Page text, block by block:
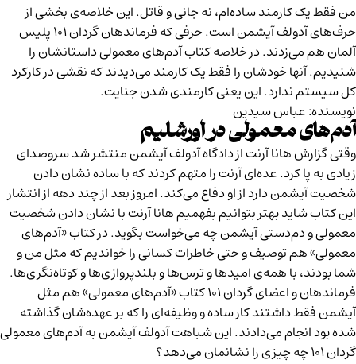
من فقط یک کارمند ساده‌ام، نه جانی و قاتل. این خلاصه‌ی بخشی از
حرف‌های آدولف آیشمن است. حرفی که فرماندهان گردان ۱۰۱ پلیس
آلمان هم می‌زدند. درخلاصه کتاب آدم‌های معمولیداستانشان را
شنیدیم. آنها خودشان را فقط یک کارمند می‌دیدند که نقشی در کارکرد
کل سیستم ندارد. این یعنی کارمندی شدن جنایت.
نویسنده: عباس سیدین
آدم‌های معمولی در اورشلیم
وقتی گزارش‌ هانا آرنت از دادگاه آدولف آیشمن منتشر شد سروصدای
زیادی به پا کرد. عده‌ای آرنت را متهم کردند که با ساده نشان دادن
شخصیت آیشمن دارد از او دفاع می‌کند. امروز بعد از چند دهه از انتشار
این کتاب شاید بهتر بتوانیم بفهمیم هانا آرنت با نشان دادن شخصیت
معمولی و دم‌دستی آیشمن چه می‌خواست بگوید. در کتاب «آدم‌های
معمولی» هم توصیف و حتی خاطرات کسانی را خواندیم که مثل من و
شما بودند، با همه‌ی امیدها و ترس‌ها و بلندپروازی‌ها و کوتاه‌نگری‌ها.
فرماندهان و اعضای گردان ۱۰۱ کتاب «آدم‌های معمولی» هم مثل
آیشمن فقط داشتند کار ساده و وظیفه‌ای را که بر عهده‌شان گذاشته
شده بود انجام می‌دادند. این شباهت آدولف آیشمن به آدم‌های معمولی
گردان ۱۰۱ چه چیزی را نشانمان می‌دهد؟